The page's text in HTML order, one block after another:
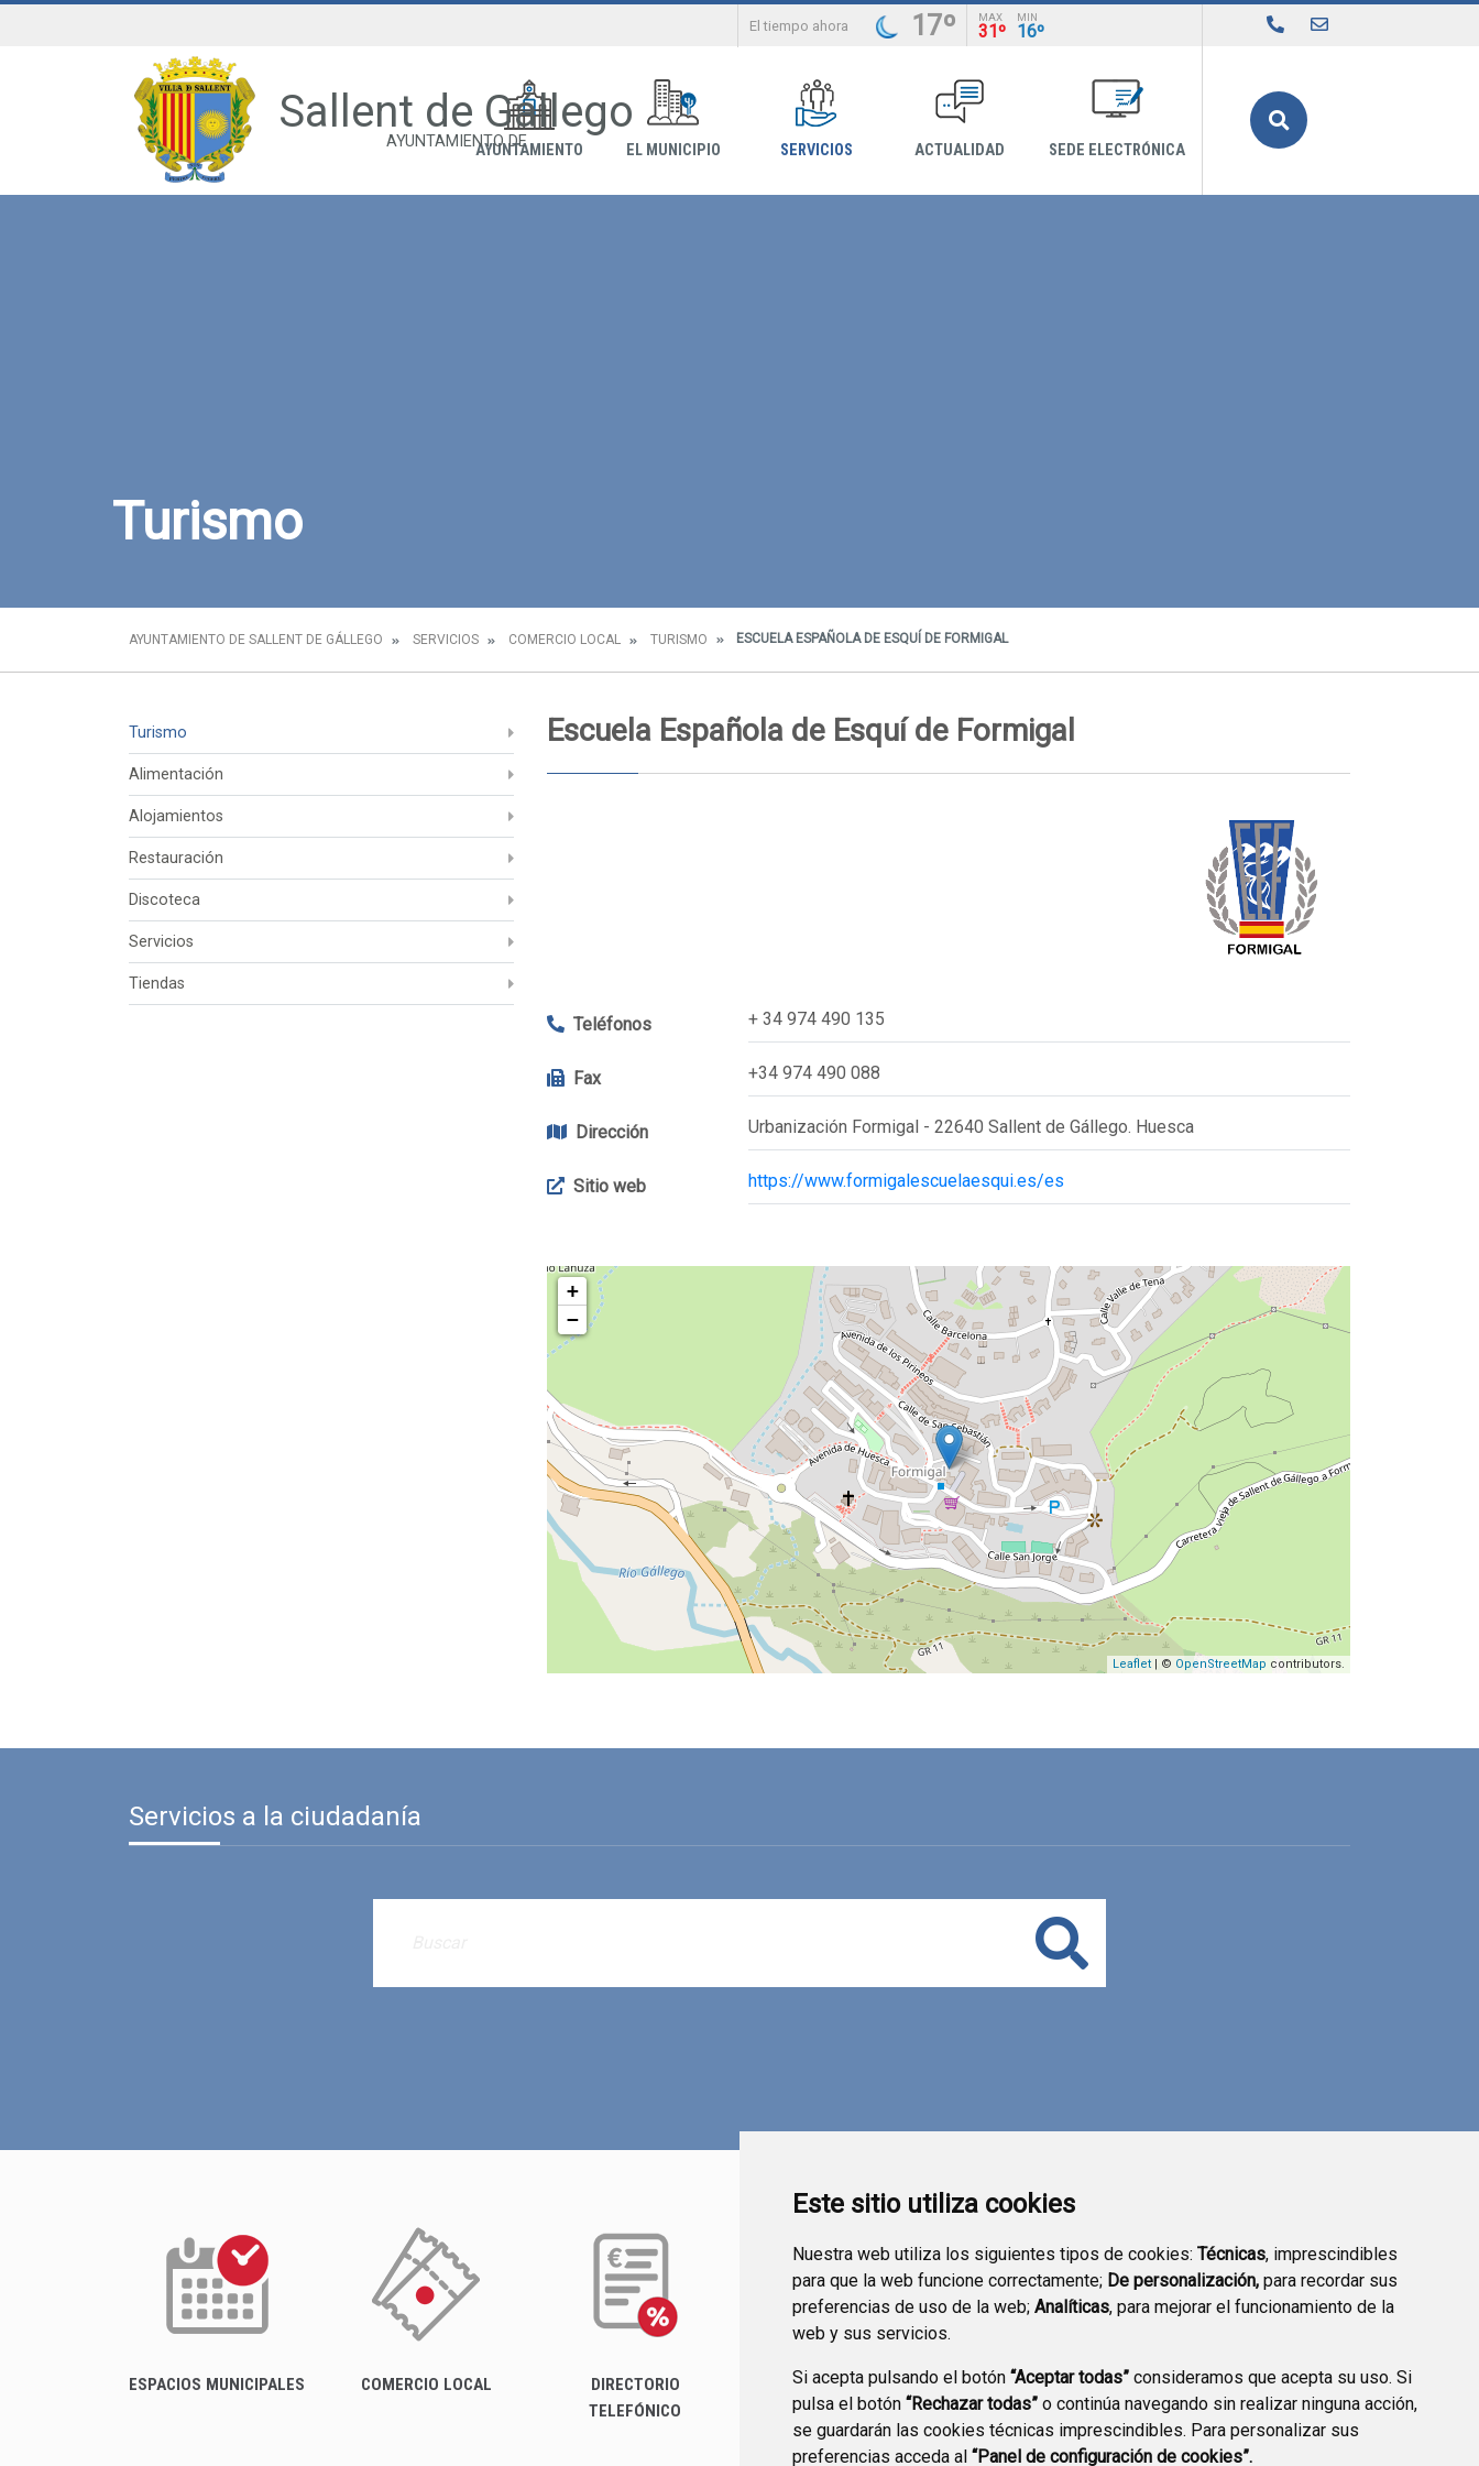
Este sitio utiliza cookies
Nuestra web utiliza los siguientes tipos de cookies: Técnicas, imprescindibles
para que la web funcione correctamente; De personalización, para recordar sus
preferencias de uso de la web; Analíticas, para mejorar el funcionamiento de la
web y sus servicios.
Si acepta pulsando el botón “Aceptar todas” consideramos que acepta su uso. Si
pulsa el botón “Rechazar todas” o continúa navegando sin realizar ninguna acción,
se guardarán las cookies técnicas imprescindibles. Para personalizar sus
preferencias acceda al “Panel de configuración de cookies”.
El tiempo ahora 17º MAX
31º
MIN
16º
Sallent de Gállego
AYUNTAMIENTO DEAYUNTAMIENTO EL MUNICIPIO SERVICIOS ACTUALIDAD SEDE ELECTRÓNICA
Turismo
AYUNTAMIENTO DE SALLENT DE GÁLLEGO SERVICIOS COMERCIO LOCAL TURISMO ESCUELA ESPAÑOLA DE ESQUÍ DE FORMIGAL
Turismo
Alimentación
Alojamientos
Restauración
Discoteca
Servicios
Tiendas
Escuela Española de Esquí de Formigal
Teléfonos + 34 974 490 135
Fax +34 974 490 088
Dirección Urbanización Formigal - 22640 Sallent de Gállego. Huesca
Sitio web https://www.formigalescuelaesqui.es/es
+
−
Leaflet | © OpenStreetMap contributors.
Servicios a la ciudadanía
Buscar
ESPACIOS MUNICIPALES COMERCIO LOCAL
DIRECTORIO
TELEFÓNICO